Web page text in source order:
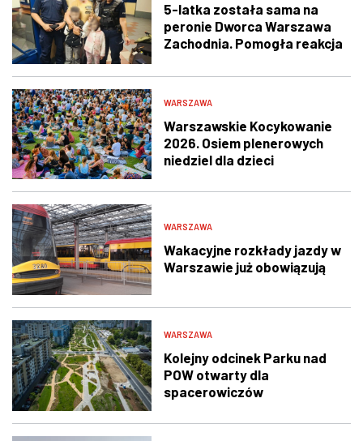
5-latka została sama na
peronie Dworca Warszawa
Zachodnia. Pomogła reakcja
WARSZAWA
Warszawskie Kocykowanie
2026. Osiem plenerowych
niedziel dla dzieci
WARSZAWA
Wakacyjne rozkłady jazdy w
Warszawie już obowiązują
WARSZAWA
Kolejny odcinek Parku nad
POW otwarty dla
spacerowiczów